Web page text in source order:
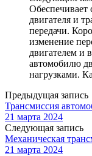
Обеспечивает
двигателя и
передачи.
изменение
двигателем и
автомобилю
нагрузками.
Предыдущая запись
Трансмиссия
21 марта 2024
Следующая запись
Механическая
21 марта 2024